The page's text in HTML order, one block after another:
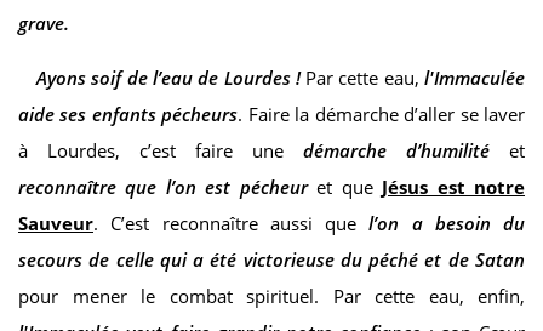
grave.
Ayons soif de l’eau de Lourdes ! Par cette eau,l'Immaculée
aide ses enfants pécheurs. Faire la démarche d’aller se laver
à Lourdes, c’est faire une démarche d’humilité et
reconnaître que l’on est pécheuret que Jésus est notre
Sauveur. C’est reconnaître aussi quel’on a besoin du
secours de celle qui a été victorieuse du péché et de Satan
pour mener le combat spirituel. Par cette eau, enfin,